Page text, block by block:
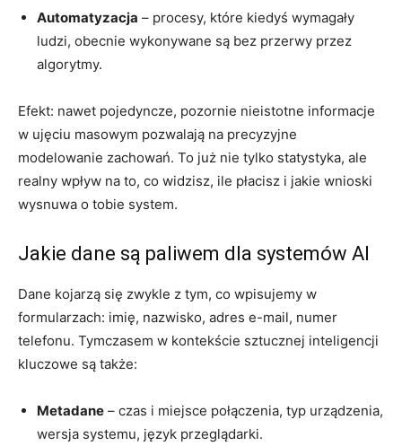
Automatyzacja – procesy, które kiedyś wymagały
ludzi, obecnie wykonywane są bez przerwy przez
algorytmy.
Efekt: nawet pojedyncze, pozornie nieistotne informacje
w ujęciu masowym pozwalają na precyzyjne
modelowanie zachowań. To już nie tylko statystyka, ale
realny wpływ na to, co widzisz, ile płacisz i jakie wnioski
wysnuwa o tobie system.
Jakie dane są paliwem dla systemów AI
Dane kojarzą się zwykle z tym, co wpisujemy w
formularzach: imię, nazwisko, adres e-mail, numer
telefonu. Tymczasem w kontekście sztucznej inteligencji
kluczowe są także:
Metadane – czas i miejsce połączenia, typ urządzenia,
wersja systemu, język przeglądarki.